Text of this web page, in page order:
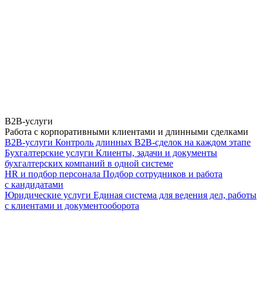
B2B-услуги
Работа с корпоративными клиентами и длинными сделками
B2B-услуги Контроль длинных B2B-сделок на каждом этапе
Бухгалтерские услуги Клиенты, задачи и документы
бухгалтерских компаний в одной системе
HR и подбор персонала Подбор сотрудников и работа
с кандидатами
Юридические услуги Единая система для ведения дел, работы
с клиентами и документооборота